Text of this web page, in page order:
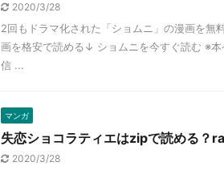
2020/3/28
2回もドラマ化された「ショムニ」の漫画を
画を格安で読める↓ ショムニを今すぐ読む ※
信 ...
マンガ
失恋ショコラティエはzipで読める
2020/3/28